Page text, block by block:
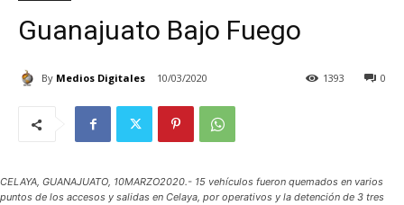
Guanajuato Bajo Fuego
By Medios Digitales 10/03/2020 0
1393
CELAYA, GUANAJUATO, 10MARZO2020.- 15 vehículos fueron quemados en varios
puntos de los accesos y salidas en Celaya, por operativos y la detención de 3 tres